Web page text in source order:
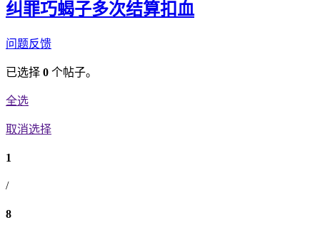
纠罪巧蝎子多次结算扣血
问题反馈
已选择 0 个帖子。
全选
取消选择
1
/
8